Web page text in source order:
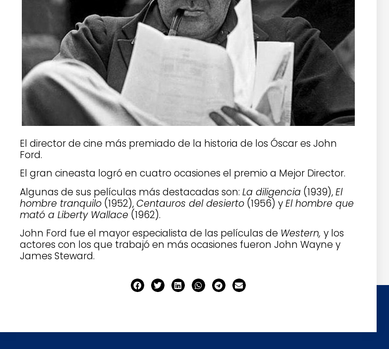
El director de cine más premiado de la historia de los Óscar es John
Ford.
El gran cineasta logró en cuatro ocasiones el premio a Mejor Director.
Algunas de sus películas más destacadas son: La diligencia (1939),El
hombre tranquilo (1952), Centauros del desierto (1956) yEl hombre que
mató a Liberty Wallace (1962).
John Ford fue el mayor especialista de las películas de Western, y los
actores con los que trabajó en más ocasiones fueron John Wayne y
James Steward.